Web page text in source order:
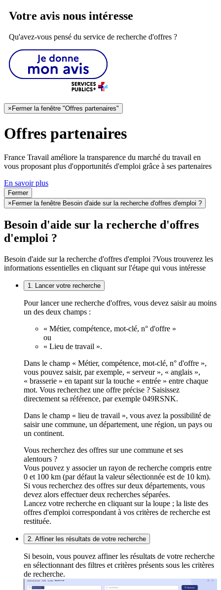
Votre avis nous intéresse
Qu'avez-vous pensé du service de recherche d'offres ?
× Fermer la fenêtre "Offres partenaires"
Offres partenaires
France Travail améliore la transparence du marché du travail en
vous proposant plus d'opportunités d'emploi grâce à ses partenaires
En savoir plus
Fermer
× Fermer la fenêtre Besoin d'aide sur la recherche d'offres d'emploi ?
Besoin d'aide sur la recherche d'offres
d'emploi ?
Besoin d'aide sur la recherche d'offres d'emploi ?Vous trouverez les
informations essentielles en cliquant sur l'étape qui vous intéresse
1. Lancer votre recherche
Pour lancer une recherche d'offres, vous devez saisir au moins
un des deux champs :
« Métier, compétence, mot-clé, n° d'offre »
ou
« Lieu de travail ».
Dans le champ « Métier, compétence, mot-clé, n° d'offre »,
vous pouvez saisir, par exemple, « serveur », « anglais »,
« brasserie » en tapant sur la touche « entrée » entre chaque
mot. Vous recherchez une offre précise ? Saisissez
directement sa référence, par exemple 049RSNK.
Dans le champ « lieu de travail », vous avez la possibilité de
saisir une commune, un département, une région, un pays ou
un continent.
Vous recherchez des offres sur une commune et ses
alentours ?
Vous pouvez y associer un rayon de recherche compris entre
0 et 100 km (par défaut la valeur sélectionnée est de 10 km).
Si vous recherchez des offres sur deux départements, vous
devez alors effectuer deux recherches séparées.
Lancez votre recherche en cliquant sur la loupe ; la liste des
offres d'emploi correspondant à vos critères de recherche est
restituée.
2. Affiner les résultats de votre recherche
Si besoin, vous pouvez affiner les résultats de votre recherche
en sélectionnant des filtres et critères présents sous les critères
de recherche.